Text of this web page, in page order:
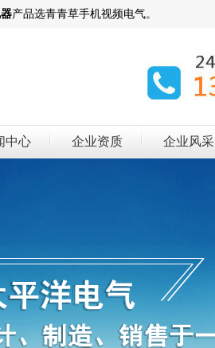
产品选青青草手机视频电气。
中心 企业资质 企业风采